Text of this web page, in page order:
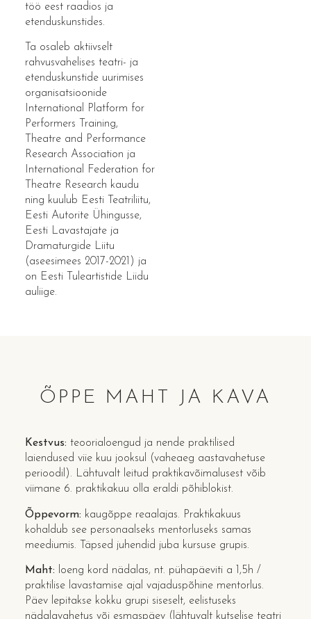
töö eest raadios ja
etenduskunstides.
Ta osaleb aktiivselt
rahvusvahelises teatri- ja
etenduskunstide uurimises
organisatsioonide
International Platform for
Performers Training,
Theatre and Performance
Research Association ja
International Federation for
Theatre Research kaudu
ning kuulub Eesti Teatriliitu,
Eesti Autorite Ühingusse,
Eesti Lavastajate ja
Dramaturgide Liitu
(aseesimees 2017-2021) ja
on Eesti Tuleartistide Liidu
auliige.
ÕPPE MAHT JA KAVA
Kestvus: teoorialoengud ja nende praktilised
laiendused viie kuu jooksul (vaheaeg aastavahetuse
perioodil). Lähtuvalt leitud praktikavõimalusest võib
viimane 6. praktikakuu olla eraldi põhiblokist.
Õppevorm: kaugõppe reaalajas. Praktikakuus
kohaldub see personaalseks mentorluseks samas
meediumis. Täpsed juhendid juba kursuse grupis.
Maht: loeng kord nädalas, nt. pühapäeviti a 1,5h /
praktilise lavastamise ajal vajaduspõhine mentorlus.
Päev lepitakse kokku grupi siseselt, eelistuseks
nädalavahetus või esmaspäev (lähtuvalt kutselise teatri